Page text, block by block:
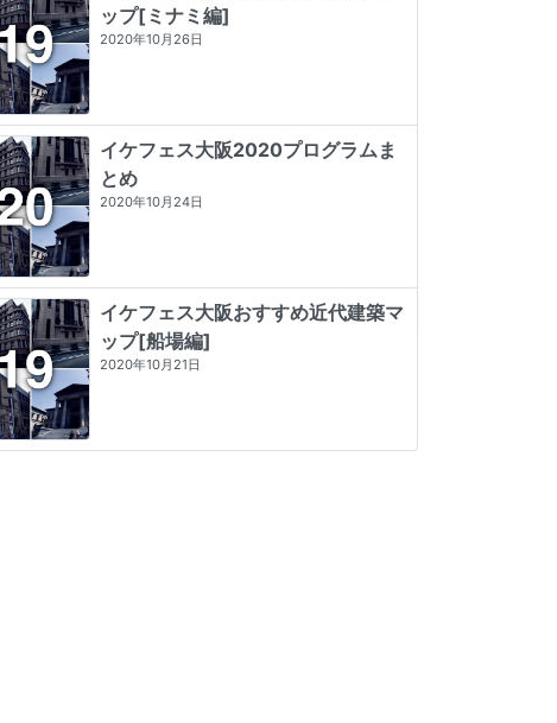
東京店構え マテウシュ・ウルバノヴ
ィチ作品集
★★★★★5 (84)
近代建築そもそも講義（新潮新書）
ップ[ミナミ編]
2020年10月26日
イケフェス大阪2020プログラムま
とめ
2020年10月24日
イケフェス大阪おすすめ近代建築マ
ップ[船場編]
2020年10月21日